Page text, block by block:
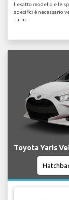
l'esatto modello e le
specifici è necessario
Turin.
Toyota Yaris